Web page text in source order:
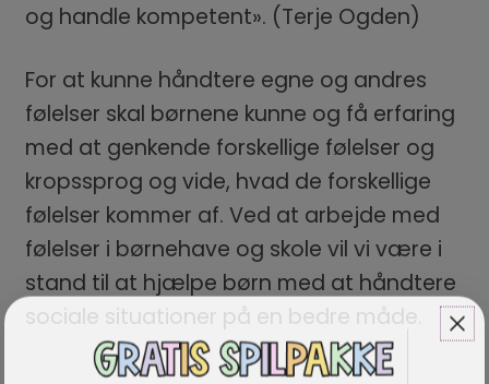
og handle kompetent». (Terje Ogden)
For at kunne håndtere egne og andres
følelser skal børnene kunne og få erfaring
med at genkende forskellige følelser og
kropssprog og vide, hvad de forskellige
følelser kommer af. Ved at arbejde med
følelser i børnehave og skole vil vi være i
stand til at hjælpe børn med at håndtere
sociale situationer på en bedre måde.